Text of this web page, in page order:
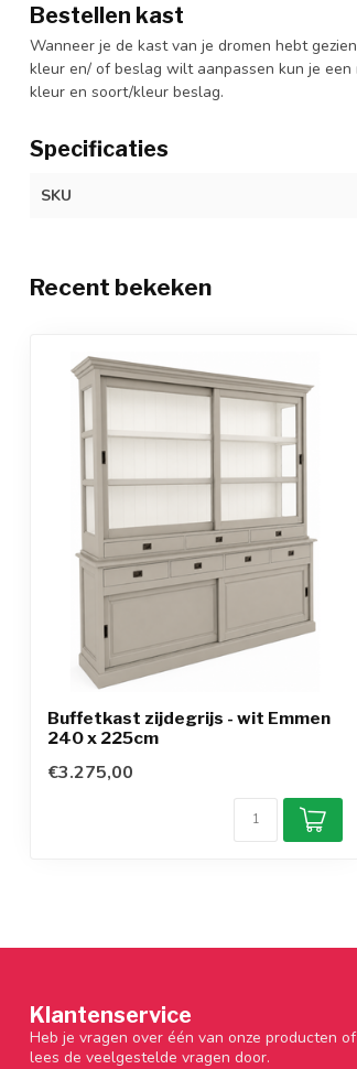
Bestellen kast
Wanneer je de kast van je dromen hebt
kleur en/ of beslag wilt aanpassen kun je
kleur en soort/kleur beslag.
Specificaties
SKU
Recent bekeken
Buffetkast zijdegrijs - wit Emmen
240 x 225cm
€3.275,00
Klantenservice
Heb je vragen over één van onze producten
lees de veelgestelde vragen door.